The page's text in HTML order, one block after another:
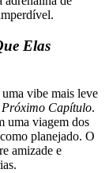
Elas
vibe mais leve
Capítulo.
uma viagem dos
planejado. O
amizade e